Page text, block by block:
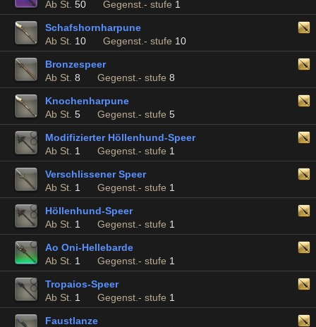
Ab St. 50 Gegenst.- stufe 1
Schafshornharpune
Ab St. 10 Gegenst.- stufe 10
Bronzespeer
Ab St. 8 Gegenst.- stufe 8
Knochenharpune
Ab St. 5 Gegenst.- stufe 5
Modifizierter Höllenhund-Speer
Ab St. 1 Gegenst.- stufe 1
Verschlissener Speer
Ab St. 1 Gegenst.- stufe 1
Höllenhund-Speer
Ab St. 1 Gegenst.- stufe 1
Ao Oni-Hellebarde
Ab St. 1 Gegenst.- stufe 1
Tropaios-Speer
Ab St. 1 Gegenst.- stufe 1
Faustlanze